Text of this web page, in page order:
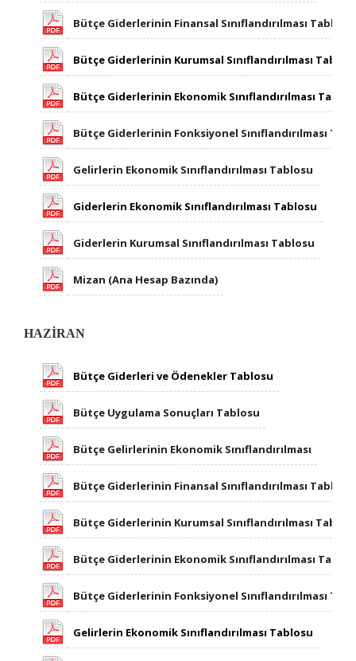
Bütçe Giderlerinin Finansal Sınıflandırılması Tablosu
Bütçe Giderlerinin Kurumsal Sınıflandırılması
Bütçe Giderlerinin Ekonomik Sınıflandırılması
Bütçe Giderlerinin Fonksiyonel Sınıflandırılması
Gelirlerin Ekonomik Sınıflandırılması Tablosu
Giderlerin Ekonomik Sınıflandırılması Tablosu​
Giderlerin Kurumsal Sınıflandırılması Tablosu
Mizan (Ana Hesap Bazında)
HAZİRAN
Bütçe Giderleri ve Ödenekler Tablosu
Bütçe Uygulama Sonuçları Tablosu
Bütçe Gelirlerinin Ekonomik Sınıflandırılması
Bütçe Giderlerinin Finansal Sınıflandırılması Tablosu
Bütçe Giderlerinin Kurumsal Sınıflandırılması
Bütçe Giderlerinin Ekonomik Sınıflandırılması
Bütçe Giderlerinin Fonksiyonel Sınıflandırılması
Gelirlerin Ekonomik Sınıflandırılması Tablosu